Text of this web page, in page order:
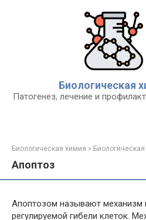
Биологическая
Патогенез, лечение и
Биологическая химия »
Апоптоз
Апоптозом называют механизм
регулируемой гибели клеток.